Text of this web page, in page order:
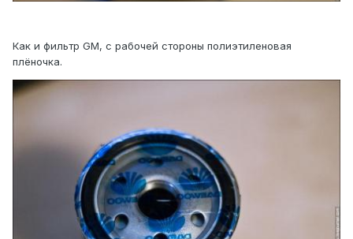
Как и фильтр GM, с рабочей стороны полиэтиленовая
плёночка.